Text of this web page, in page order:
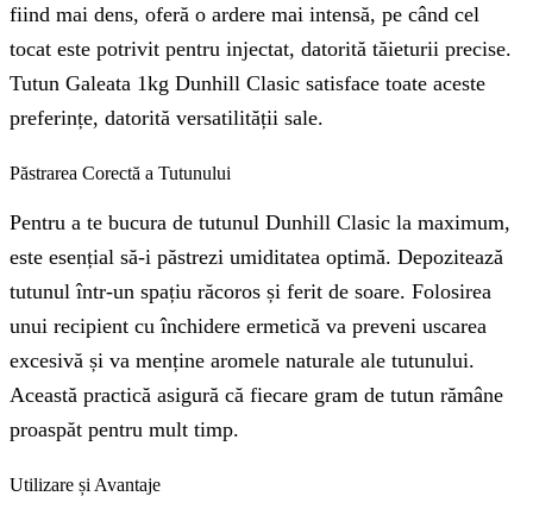
fiind mai dens, oferă o ardere mai intensă, pe când cel
tocat este potrivit pentru injectat, datorită tăieturii precise.
Tutun Galeata 1kg Dunhill Clasic satisface toate aceste
preferințe, datorită versatilității sale.
Păstrarea Corectă a Tutunului
Pentru a te bucura de tutunul Dunhill Clasic la maximum,
este esențial să-i păstrezi umiditatea optimă. Depozitează
tutunul într-un spațiu răcoros și ferit de soare. Folosirea
unui recipient cu închidere ermetică va preveni uscarea
excesivă și va menține aromele naturale ale tutunului.
Această practică asigură că fiecare gram de tutun rămâne
proaspăt pentru mult timp.
Utilizare și Avantaje